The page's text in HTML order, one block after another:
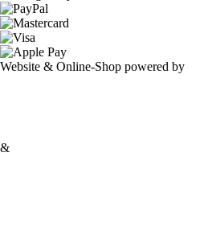
Website & Online-Shop powered by
&